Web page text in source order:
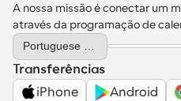
A nossa missão é conectar um
através da programação de
Select Language
Transferências
iPhone
Android